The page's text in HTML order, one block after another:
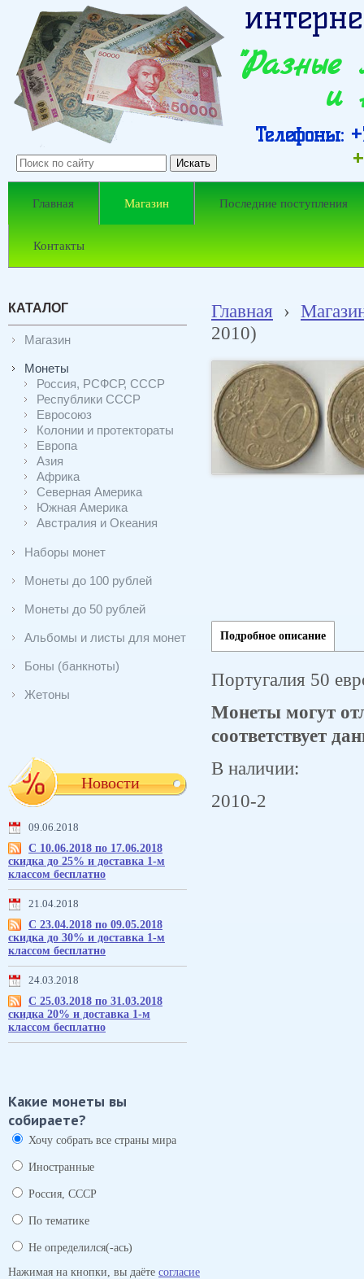
и
Телефоны:
Главная Магазин Последние поступления
Контакты
КАТАЛОГ
Магазин
Монеты
Россия, РСФСР, СССР
Республики СССР
Евросоюз
Колонии и протектораты
Европа
Азия
Африка
Северная Америка
Южная Америка
Австралия и Океания
Наборы монет
Монеты до 100 рублей
Монеты до 50 рублей
Альбомы и листы для монет
Боны (банкноты)
Жетоны
Новости
09.06.2018
С 10.06.2018 по 17.06.2018
скидка до 25% и доставка 1-м
классом бесплатно
21.04.2018
С 23.04.2018 по 09.05.2018
скидка до 30% и доставка 1-м
классом бесплатно
24.03.2018
С 25.03.2018 по 31.03.2018
скидка 20% и доставка 1-м
классом бесплатно
Какие монеты вы
собираете?
Хочу собрать все страны мира
Иностранные
Россия, СССР
По тематике
Не определился(-ась)
Нажимая на кнопки, вы даёте согласие
Главная ›
2010)
Подробное описание
Португалия 50
Монеты могут
соответствует
В наличии:
2010-2